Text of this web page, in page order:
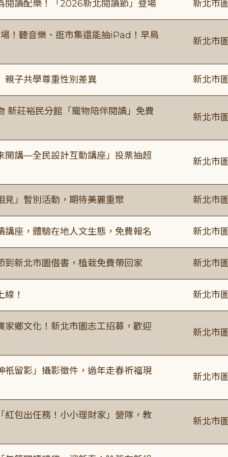
閱讀配樂！「2026新北閱讀節」登場 新北市
！聽音樂、逛市集還能抽iPad！早鳥
新北市
親子共學尊重性別差異 新北市
新莊裕民分館「寵物陪伴閱讀」免費
新北市
開講—全民設計互動講座」投票抽超
新北市
」暫別活動，期待美麗重聚 新北市
座，體驗在地人文生態，免費報名 新北市
新北市圖借書，植栽免費帶回家 新北市
！ 新北市
鄉文化！新北市圖志工招募，歡迎
新北市
留影」攝影徵件，過年走春祈福現
新北市
包出任務！小小理財家」營隊，教
新北市